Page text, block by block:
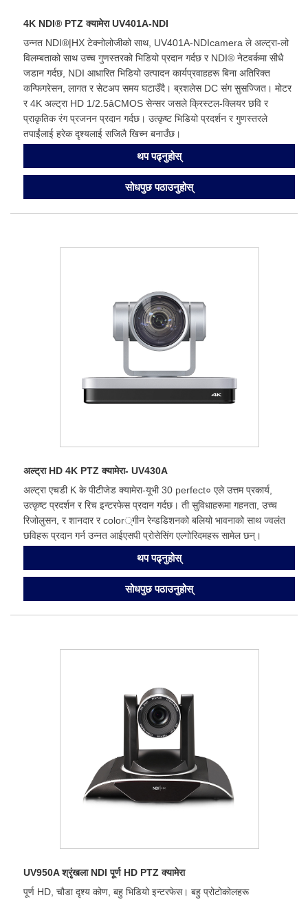
4K NDI® PTZ क्यामेरा UV401A-NDI
उन्नत NDI®|HX टेक्नोलोजीको साथ, UV401A-NDIcamera ले अल्ट्रा-लो
विलम्बताको साथ उच्च गुणस्तरको भिडियो प्रदान गर्दछ र NDI® नेटवर्कमा सीधै
जडान गर्दछ, NDI आधारित भिडियो उत्पादन कार्यप्रवाहहरू बिना अतिरिक्त
कन्फिगरेसन, लागत र सेटअप समय घटाउँदै। ब्रशलेस DC संग सुसज्जित। मोटर
र 4K अल्ट्रा HD 1/2.5âCMOS सेन्सर जसले क्रिस्टल-क्लियर छवि र
प्राकृतिक रंग प्रजनन प्रदान गर्दछ। उत्कृष्ट भिडियो प्रदर्शन र गुणस्तरले
तपाईंलाई हरेक दृश्यलाई सजिलै खिच्न बनाउँछ।
थप पढ्नुहोस्
सोधपुछ पठाउनुहोस्
अल्ट्रा HD 4K PTZ क्यामेरा- UV430A
अल्ट्रा एचडी K के पीटीजेड क्यामेरा-यूभी 30 perfect० एले उत्तम प्रकार्य,
उत्कृष्ट प्रदर्शन र रिच इन्टरफेस प्रदान गर्दछ। ती सुविधाहरूमा गहनता, उच्च
रिजोलुसन, र शानदार र color्गीन रेन्डडिशनको बलियो भावनाको साथ ज्वलंत
छविहरू प्रदान गर्न उन्नत आईएसपी प्रोसेसिंग एल्गोरिदमहरू सामेल छन्।
थप पढ्नुहोस्
सोधपुछ पठाउनुहोस्
UV950A श्रृंखला NDI पूर्ण HD PTZ क्यामेरा
पूर्ण HD, चौडा दृश्य कोण, बहु भिडियो इन्टरफेस। बहु प्रोटोकोलहरू